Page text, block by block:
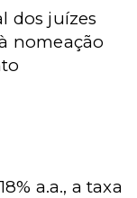
dos juízes
nomeação
a.a., a taxa